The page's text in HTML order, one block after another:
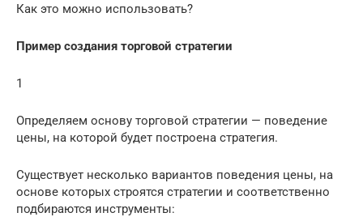
Как это можно использовать?
Пример создания торговой стратегии
1
Определяем основу торговой стратегии — поведение
цены, на которой будет построена стратегия.
Существует несколько вариантов поведения цены, на
основе которых строятся стратегии и соответственно
подбираются инструменты: